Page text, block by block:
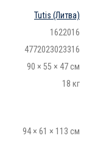
Tutis (Литва)
1622016
4772023023316
90 × 55 × 47 см
18 кг
94 × 61 × 113 см